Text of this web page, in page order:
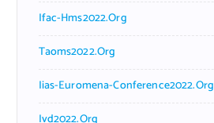
Ifac-Hms2022.org
Taoms2022.org
Iias-Euromena-Conference2022.org
Ivd2022.org